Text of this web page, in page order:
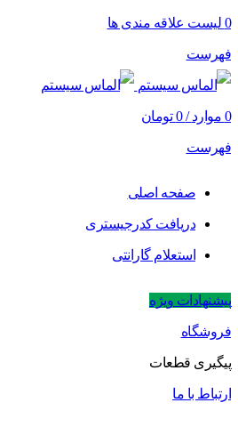
0 لیست علاقه مندی ها
فهرست
0 موارد /
0 تومان
فهرست
صفحه اصلی
دریافت کدرجیستری
استعلام گارانتی
پیشنهادات ویژه
فروشگاه
پیگیری قطعات
ارتباط با ما